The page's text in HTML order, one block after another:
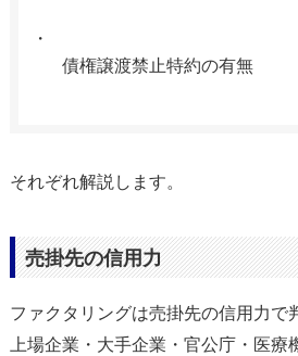
債権譲渡禁止特約の有無
それぞれ解説します。
売掛先の信用力
ファクタリングは売掛先の信用力で
上場企業・大手企業・官公庁・医